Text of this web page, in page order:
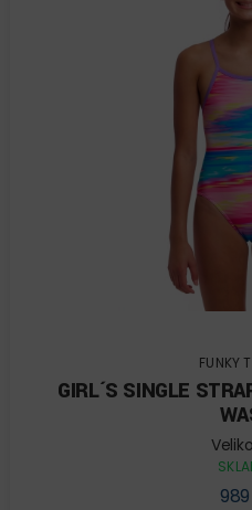
FUNKY
GIRL´S SINGLE